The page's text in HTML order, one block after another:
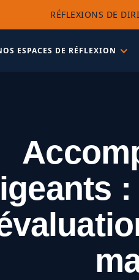
RÉFLEXIONS DE
ESPACES DE RÉFLEXION
: